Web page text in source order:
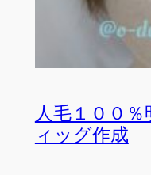
人毛１００
ィッグ作成